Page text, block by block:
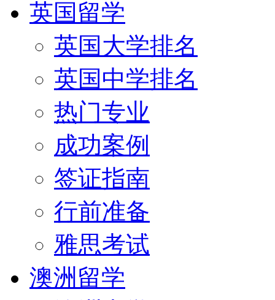
英国留学
英国大学排名
英国中学排名
热门专业
成功案例
签证指南
行前准备
雅思考试
澳洲留学